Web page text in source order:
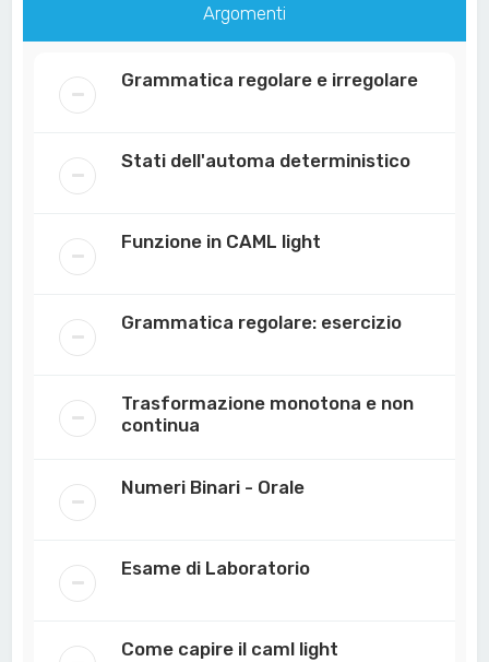
Argomenti
Grammatica regolare e irregolare
Stati dell'automa deterministico
Funzione in CAML light
Grammatica regolare: esercizio
Trasformazione monotona e non
continua
Numeri Binari - Orale
Esame di Laboratorio
Come capire il caml light